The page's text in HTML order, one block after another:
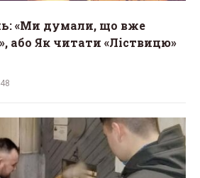
«Ми думали, що вже
або Як читати «Ліствицю»